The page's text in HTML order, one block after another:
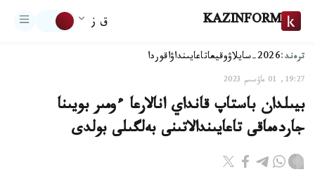
KAZINFORM ق ز
ترەند:2026-سايلاۋ وقيعاتاعايىنداۋاقوردا
19:27, 01 ماۋسىم 2023
بيىلدان باستاپ قانداي انالارعا ءومىر بويىنا
جاردەماقى تاعايىندالاتىنى بەلگىلى بولدى